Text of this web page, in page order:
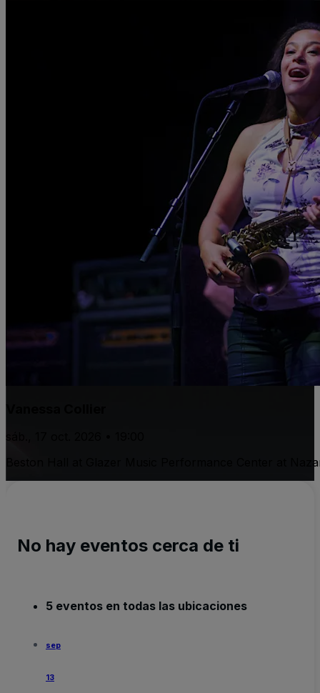
Beston Hall at Glazer Music Performance Center at
No hay eventos cerca de ti
5 eventos en todas las ubicaciones
sep
13